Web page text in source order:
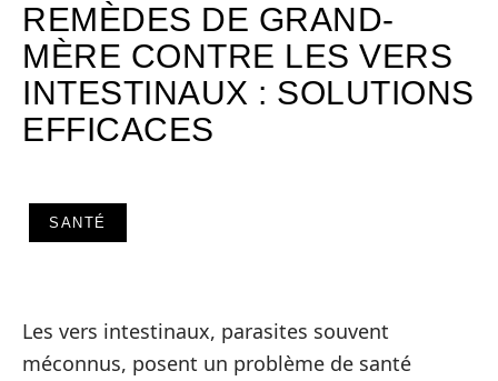
REMÈDES DE GRAND-
MÈRE CONTRE LES VERS
INTESTINAUX : SOLUTIONS
EFFICACES
SANTÉ
Les vers intestinaux, parasites souvent
méconnus, posent un problème de santé